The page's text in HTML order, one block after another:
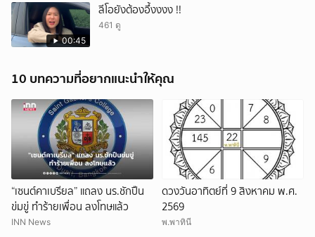
00:45
ลีโอยังต้องอึ้งงงง !!
461 ดู
10 บทความที่อยากแนะนำให้คุณ
“เซนต์คาเบรียล” แถลง นร.ชักปืน
ข่มขู่ ทำร้ายเพื่อน ลงโทษแล้ว
INN News
ดวงวันอาทิตย์ที่ 9 สิงหาคม พ.ศ.
2569
พ.พาทินี